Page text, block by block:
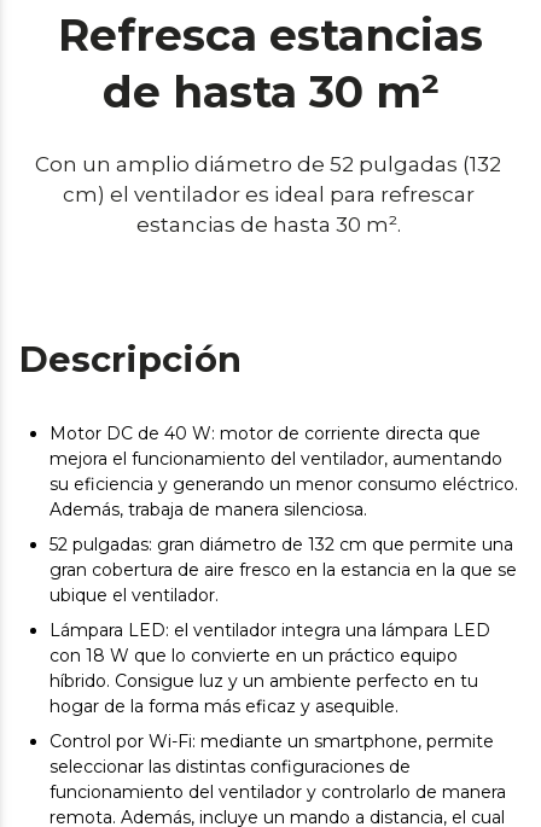
Refresca estancias
de hasta 30 m²
Con un amplio diámetro de 52 pulgadas (132
cm) el ventilador es ideal para refrescar
estancias de hasta 30 m².
Descripción
Motor DC de 40 W: motor de corriente directa que
mejora el funcionamiento del ventilador, aumentando
su eficiencia y generando un menor consumo eléctrico.
Además, trabaja de manera silenciosa.
52 pulgadas: gran diámetro de 132 cm que permite una
gran cobertura de aire fresco en la estancia en la que se
ubique el ventilador.
Lámpara LED: el ventilador integra una lámpara LED
con 18 W que lo convierte en un práctico equipo
híbrido. Consigue luz y un ambiente perfecto en tu
hogar de la forma más eficaz y asequible.
Control por Wi-Fi: mediante un smartphone, permite
seleccionar las distintas configuraciones de
funcionamiento del ventilador y controlarlo de manera
remota. Además, incluye un mando a distancia, el cual